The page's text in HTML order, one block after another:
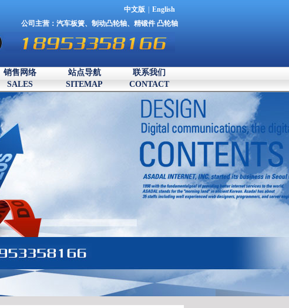
中文版
English
公司主营： 汽车板簧、 制动凸轮轴、 精锻件 凸轮轴
销售网络
SALES
站点导航
SITEMAP
联系我们
CONTACT